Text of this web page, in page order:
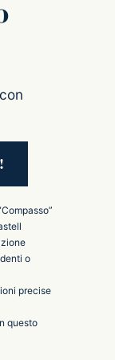
o
precise
questo